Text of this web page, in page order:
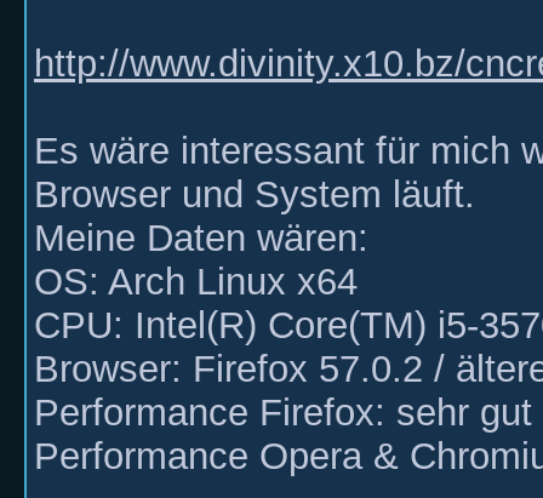
http://www.divinity.x10.bz/
Es wäre interessant für mich
Browser und System läuft.
Meine Daten wären:
OS: Arch Linux x64
CPU: Intel(R) Core(TM) i5-
Browser: Firefox 57.0.2 /
Performance Firefox: sehr
Performance Opera &